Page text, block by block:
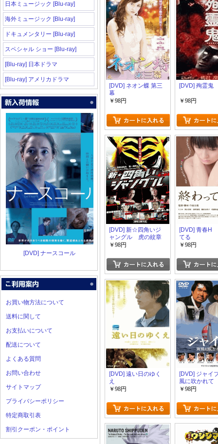
日本ミュージック [Blu-ray]
海外ミュージック [Blu-ray]
ドキュメンタリー [Blu-ray]
スペシャル ショー [Blu-ray]
[Blu-ray] 日本ドラマ
[Blu-ray] アメリカドラマ
[DVD] ナースコール
お買い物方法について
送料に関して
お支払いについて
配送について
よくある質問
お問い合わせ
サイトマップ
プライバシーポリシー
特定商取引表
割引クーポン・ポイント
[DVD] ネオン蝶 第三
幕
￥98円
[DVD] 殉霊鬼
￥98円
[DVD] 新☆四角いジ
ャングル 虎の紋章
￥98円
[DVD] 青春H
てる
￥98円
[DVD] 遠い日のゆく
え
￥98円
[DVD] ジャ
風に吹かれて
￥98円